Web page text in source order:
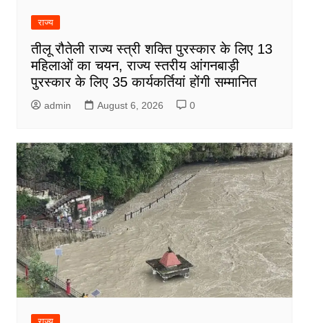
राज्य
तीलू रौतेली राज्य स्त्री शक्ति पुरस्कार के लिए 13
महिलाओं का चयन, राज्य स्तरीय आंगनबाड़ी
पुरस्कार के लिए 35 कार्यकर्तियां होंगी सम्मानित
admin August 6, 2026 0